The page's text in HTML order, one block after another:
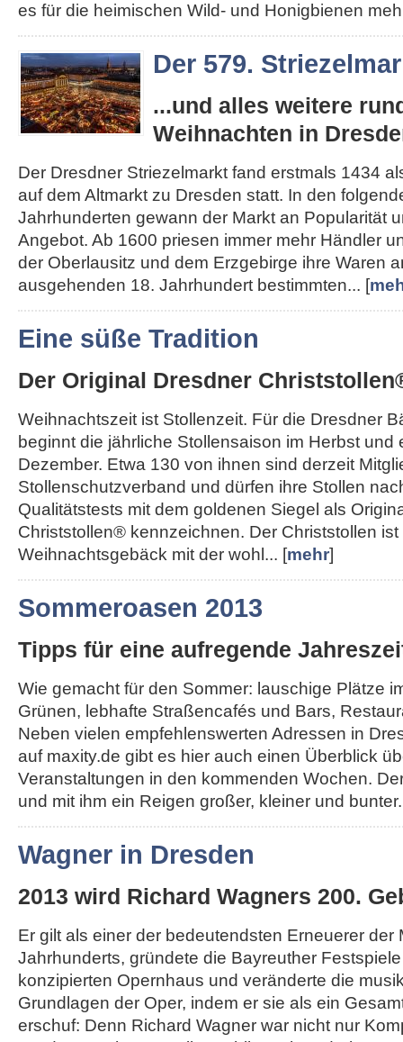
es für die heimischen Wild- und Honigbienen
Der 579.
...und alles weitere
Weihnachten in
Der Dresdner Striezelmarkt fand erstmals 1434
auf dem Altmarkt zu Dresden statt. In den
Jahrhunderten gewann der Markt an Popularität
Angebot. Ab 1600 priesen immer mehr Händler
der Oberlausitz und dem Erzgebirge ihre Waren
ausgehenden 18. Jahrhundert bestimmten... [
Eine süße Tradition
Der Original Dresdner
Weihnachtszeit ist Stollenzeit. Für die Dresdner
beginnt die jährliche Stollensaison im Herbst und
Dezember. Etwa 130 von ihnen sind derzeit
Stollenschutzverband und dürfen ihre Stollen
Qualitätstests mit dem goldenen Siegel als
Christstollen® kennzeichnen. Der Christstollen ist
Weihnachtsgebäck mit der wohl... [mehr]
Sommeroasen 2013
Tipps für eine aufregende
Wie gemacht für den Sommer: lauschige Plätze
Grünen, lebhafte Straßencafés und Bars,
Neben vielen empfehlenswerten Adressen in
auf maxity.de gibt es hier auch einen Überblick
Veranstaltungen in den kommenden Wochen.
und mit ihm ein Reigen großer, kleiner und
Wagner in Dresden
2013 wird Richard Wagners 200.
Er gilt als einer der bedeutendsten Erneuerer der
Jahrhunderts, gründete die Bayreuther
konzipierten Opernhaus und veränderte die
Grundlagen der Oper, indem er sie als ein
erschuf: Denn Richard Wagner war nicht nur